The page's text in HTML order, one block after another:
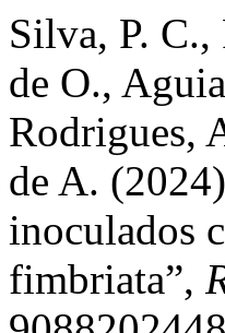
Silva, P.
de O.,
Rodrigues,
de A.
inoculados
fimbriata”,